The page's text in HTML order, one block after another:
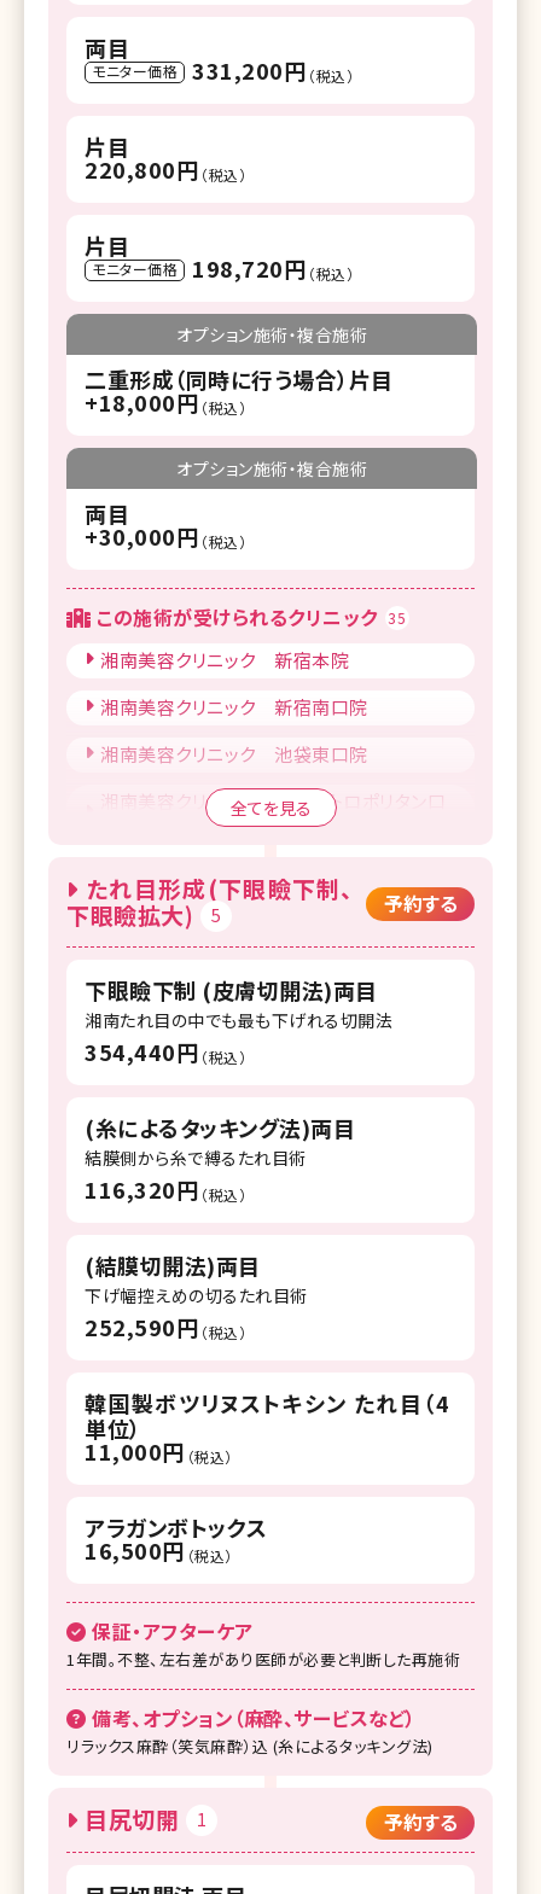
両目
モニター価格 331,200円 （税込）
片目
220,800円 （税込）
片目
モニター価格 198,720円 （税込）
オプション施術・複合施術
二重形成（同時に行う場合）片目
+18,000円 （税込）
オプション施術・複合施術
両目
+30,000円 （税込）
この施術が受けられるクリニック 35
湘南美容クリニック 新宿本院
湘南美容クリニック 新宿南口院
湘南美容クリニック 池袋東口院
湘南美容クリニック 池袋メトロポリタン口
湘南美容クリニック 錦糸町院
湘南美容クリニック 調布院
湘南美容クリニック 町田院
湘南美容クリニック 藤沢院
湘南美容クリニック 横須賀中央院
湘南美容クリニック 千葉センシティ院
湘南美容クリニック 柏院
湘南美容クリニック 流山おおたかの森院
湘南美容クリニック 宇都宮院
湘南美容クリニック 名古屋駅本院
湘南美容クリニック 浜松院
湘南美容クリニック 富山院
湘南美容クリニック 広島院
湘南美容クリニック 高松院
湘南美容クリニック 高知院
湘南美容クリニック 京都駅ビル院
全てを見る
たれ目形成(下眼瞼下制、
下眼瞼拡大)
5 予約する
下眼瞼下制 (皮膚切開法)両目
湘南たれ目の中でも最も下げれる切開法
354,440円 （税込）
(糸によるタッキング法)両目
結膜側から糸で縛るたれ目術
116,320円 （税込）
(結膜切開法)両目
下げ幅控えめの切るたれ目術
252,590円 （税込）
韓国製ボツリヌストキシン たれ目（4
単位）
11,000円 （税込）
アラガンボトックス
16,500円 （税込）
保証・アフターケア
1年間。不整、左右差があり医師が必要と判断した再施術
備考、オプション（麻酔、サービスなど）
リラックス麻酔（笑気麻酔）込 (糸によるタッキング法)
目尻切開 1 予約する